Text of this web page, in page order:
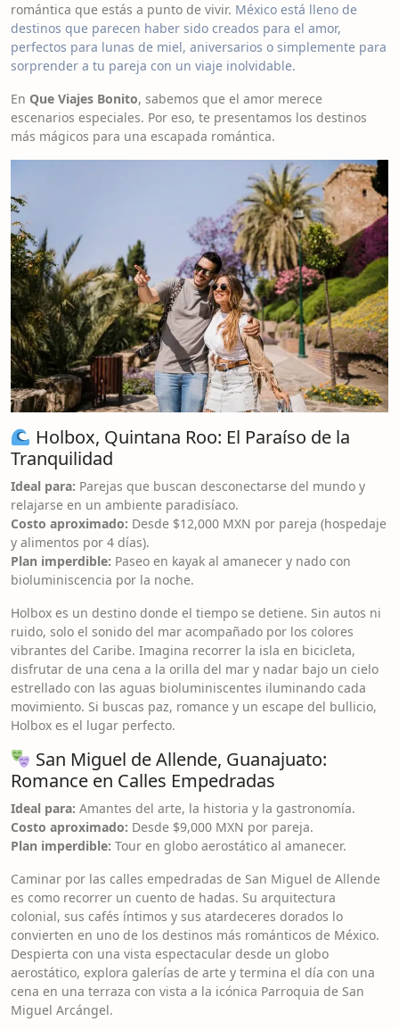
romántica que estás a punto de vivir. México está lleno de
destinos que parecen haber sido creados para el amor,
perfectos para lunas de miel, aniversarios o simplemente para
sorprender a tu pareja con un viaje inolvidable.
En Que Viajes Bonito, sabemos que el amor merece
escenarios especiales. Por eso, te presentamos los destinos
más mágicos para una escapada romántica.
Holbox, Quintana Roo: El Paraíso de la
Tranquilidad
Ideal para: Parejas que buscan desconectarse del mundo y
relajarse en un ambiente paradisíaco.
Costo aproximado: Desde $12,000 MXN por pareja (hospedaje
y alimentos por 4 días).
Plan imperdible: Paseo en kayak al amanecer y nado con
bioluminiscencia por la noche.
Holbox es un destino donde el tiempo se detiene. Sin autos ni
ruido, solo el sonido del mar acompañado por los colores
vibrantes del Caribe. Imagina recorrer la isla en bicicleta,
disfrutar de una cena a la orilla del mar y nadar bajo un cielo
estrellado con las aguas bioluminiscentes iluminando cada
movimiento. Si buscas paz, romance y un escape del bullicio,
Holbox es el lugar perfecto.
San Miguel de Allende, Guanajuato:
Romance en Calles Empedradas
Ideal para: Amantes del arte, la historia y la gastronomía.
Costo aproximado: Desde $9,000 MXN por pareja.
Plan imperdible: Tour en globo aerostático al amanecer.
Caminar por las calles empedradas de San Miguel de Allende
es como recorrer un cuento de hadas. Su arquitectura
colonial, sus cafés íntimos y sus atardeceres dorados lo
convierten en uno de los destinos más románticos de México.
Despierta con una vista espectacular desde un globo
aerostático, explora galerías de arte y termina el día con una
cena en una terraza con vista a la icónica Parroquia de San
Miguel Arcángel.